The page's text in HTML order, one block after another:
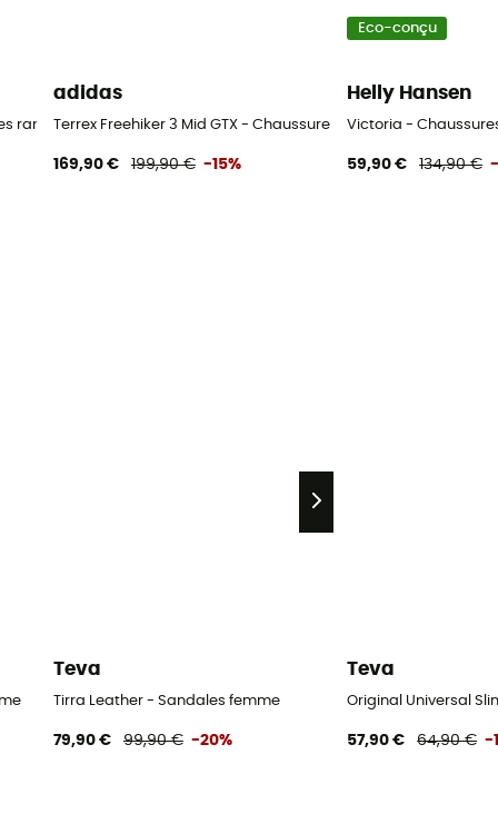
randonnée femme
adidas
Terrex Freehiker 3 Mid GTX - Chaussures randonnée femme
169,90 € 199,90 € -15%
Eco-conçu
Helly Hansen
Victoria -
59,90 € 134,90 €
Teva
Tirra Leather - Sandales femme
79,90 € 99,90 € -20%
Teva
Original Universal
57,90 € 64,90 € -